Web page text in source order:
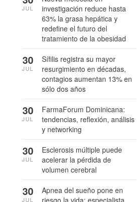
investigación reduce hasta
63% la grasa hepática y
redefine el futuro del
tratamiento de la obesidad
JUL
Sífilis registra su mayor
resurgimiento en décadas,
contagios aumentan 13% en
sólo dos años
30
JUL
FarmaForum Dominicana:
tendencias, reflexión, análisis
y networking
30
JUL
Esclerosis múltiple puede
acelerar la pérdida de
volumen cerebral
30
JUL
Apnea del sueño pone en
riesgo la vida: especialista
30
JUL